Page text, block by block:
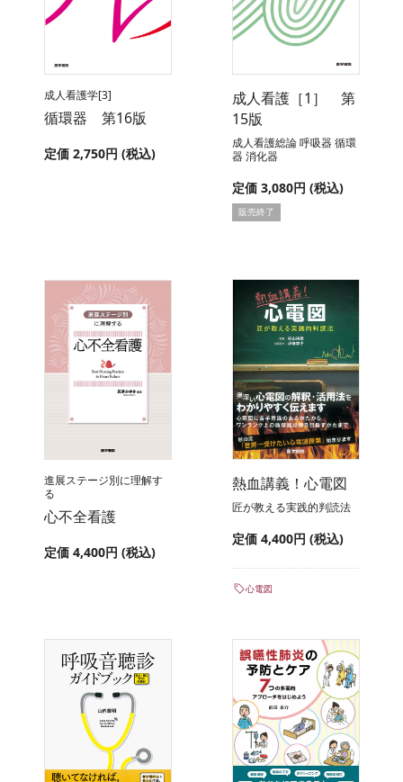
成人看護学[3]
循環器 第16版
定価 2,750円 (税込)
成人看護［1］ 第
15版
成人看護総論 呼吸器 循環
器 消化器
定価 3,080円 (税込)
販売終了
進展ステージ別に理解す
る
心不全看護
定価 4,400円 (税込)
熱血講義！心電図
匠が教える実践的判読法
定価 4,400円 (税込)
心電図